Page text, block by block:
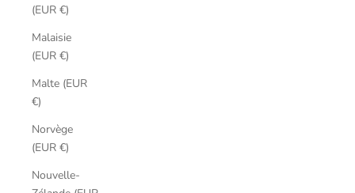
(EUR €)
Malaisie
(EUR €)
Malte (EUR
€)
Norvège
(EUR €)
Nouvelle-